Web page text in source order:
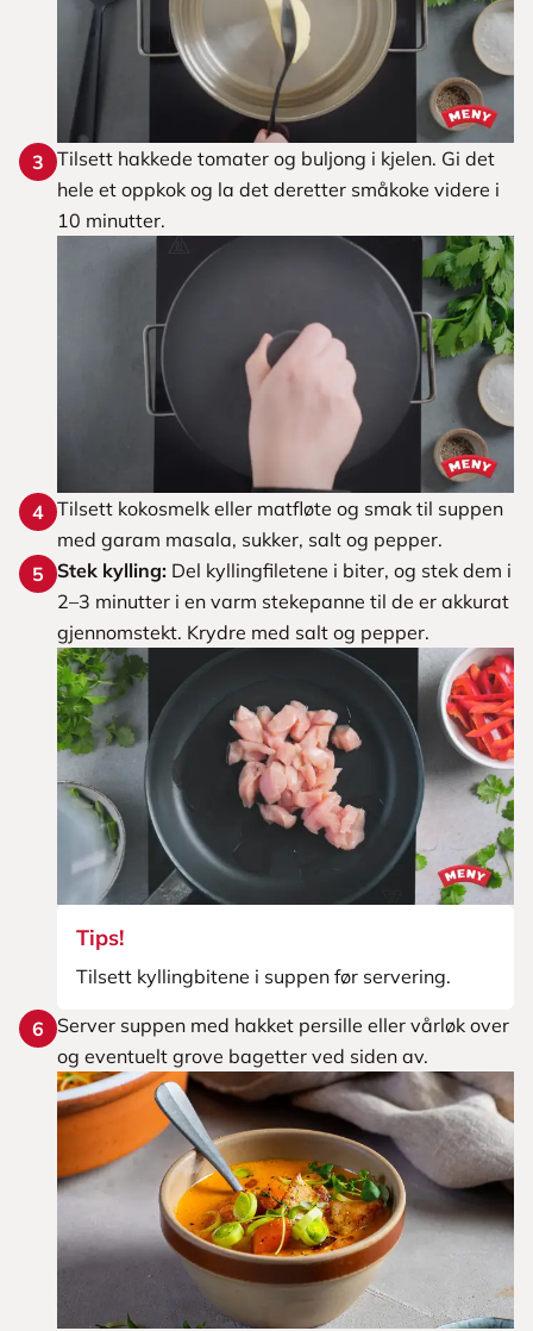
3 Tilsett hakkede tomater og buljong i kjelen. Gi det
hele et oppkok og la det deretter småkoke videre i
10 minutter.
4 Tilsett kokosmelk eller matfløte og smak til suppen
med garam masala, sukker, salt og pepper.
5 Stek kylling: Del kyllingfiletene i biter, og stek dem i
2–3 minutter i en varm stekepanne til de er akkurat
gjennomstekt. Krydre med salt og pepper.
Tips!
Tilsett kyllingbitene i suppen før servering.
6
Server suppen med hakket persille eller vårløk over
og eventuelt grove bagetter ved siden av.